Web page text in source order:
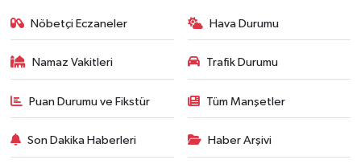
Nöbetçi Eczaneler Hava Durumu
Namaz Vakitleri Trafik Durumu
Puan Durumu ve Fikstür Tüm Manşetler
Son Dakika Haberleri Haber Arşivi